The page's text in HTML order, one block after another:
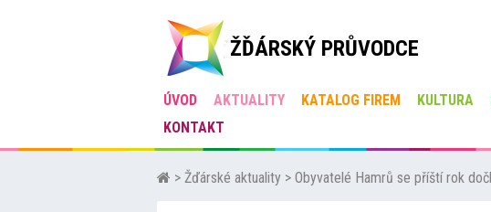
ŽĎÁRSKÝ PRŮVODCE
ÚVOD AKTUALITY KATALOG FIREM KULTURA
KONTAKT
> Žďárské aktuality > Obyvatelé Hamrů se příští rok